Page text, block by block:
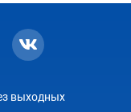
выходных